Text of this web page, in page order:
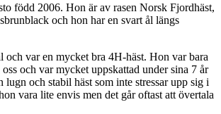
född 2006. Hon är av rasen Norsk Fjordhäst,
och hon har en svart ål längs
och var en mycket bra 4H-häst. Hon var bara
och var mycket uppskattad under sina 7 år
lugn och stabil häst som inte stressar upp sig i
vara lite envis men det går oftast att övertala